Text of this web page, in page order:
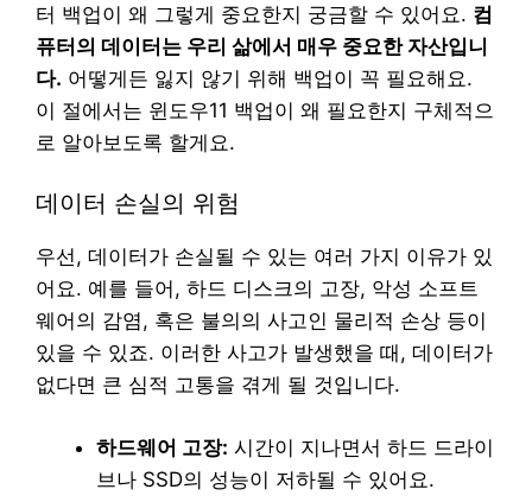
터 백업이 왜 그렇게 중요한지 궁금할 수 있어요. 컴
퓨터의 데이터는 우리 삶에서 매우 중요한 자산입니
다. 어떻게든 잃지 않기 위해 백업이 꼭 필요해요.
이 절에서는 윈도우11 백업이 왜 필요한지 구체적으
로 알아보도록 할게요.
데이터 손실의 위험
우선, 데이터가 손실될 수 있는 여러 가지 이유가 있
어요. 예를 들어, 하드 디스크의 고장, 악성 소프트
웨어의 감염, 혹은 불의의 사고인 물리적 손상 등이
있을 수 있죠. 이러한 사고가 발생했을 때, 데이터가
없다면 큰 심적 고통을 겪게 될 것입니다.
하드웨어 고장: 시간이 지나면서 하드 드라이
브나 SSD의 성능이 저하될 수 있어요.